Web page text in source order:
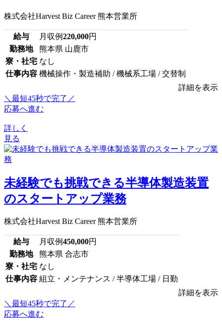
株式会社Harvest Biz Career 熊本営業所
給与 月収例220,000円
勤務地
熊本県 山鹿市
寮・社宅 なし
仕事内容 機械操作・製造補助 / 機械系工場 / 交替制
詳細を表示
＼最短45秒で完了／
応募へ進む
詳しく
見る
未経験でも挑戦できる半導体製造装置
のスタートアップ業務
株式会社Harvest Biz Career 熊本営業所
給与 月収例450,000円
勤務地
熊本県 合志市
寮・社宅 なし
仕事内容 組立・メンテナンス / 半導体工場 / 日勤
詳細を表示
＼最短45秒で完了／
応募へ進む